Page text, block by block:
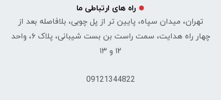
راه های ارتباطی ما
تهران، میدان سپاه، پایین تر از پل چوبی، بلافاصله بعد از
چهار راه هدایت، سمت راست بن بست شیبانی، پلاک ۶، واحد
۱۲ و ۱۳
09121344822